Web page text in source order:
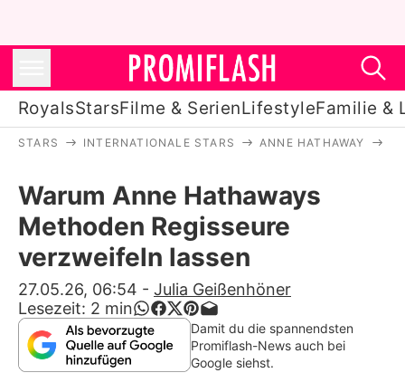
RoyalsStarsFilme & SerienLifestyleFamilie &
Stars
Filme & Serien
Lifestyle
Familie & Liebe
Promiflash Exklusiv
STARS INTERNATIONALE STARS ANNE HATHAWAY
Warum Anne Hathaways
Methoden Regisseure
verzweifeln lassen
27.05.26, 06:54 - Julia Geißenhöner
Lesezeit: 2 min
Damit du die spannendsten
Promiflash-News auch bei
Google siehst.